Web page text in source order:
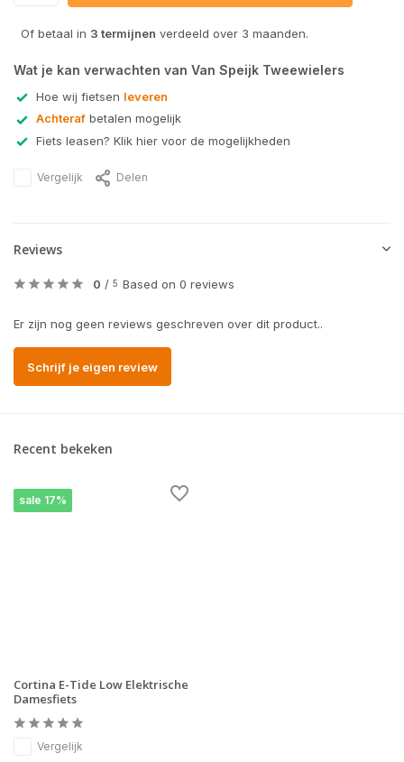
Of betaal in 3 termijnen verdeeld over 3 maanden.
Wat je kan verwachten van Van Speijk Tweewielers
Hoe wij fietsen leveren
Achteraf betalen mogelijk
Fiets leasen? Klik hier voor de mogelijkheden
Vergelijk Delen
Reviews
0 / 5 Based on 0 reviews
Er zijn nog geen reviews geschreven over dit product..
Schrijf je eigen review
Recent bekeken
sale 17%
Cortina E-Tide Low Elektrische
Damesfiets
Vergelijk